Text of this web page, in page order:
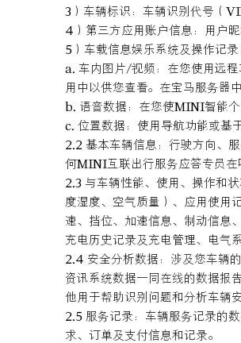
3）车辆标识：车辆识别代号（
4）第三方应用账户信息：用户
5）车载信息娱乐系统及操作记录
a. 车内图片/视频：在您使用远
用中以供您查看。在宝马服务器
b. 语音数据：在您使MINI智能个
c. 位置数据：使用导航功能或基
2.2 基本车辆信息：行驶方向、
何MINI互联出行服务应答专员在
2.3 与车辆性能、使用、操作和
度湿度、空气质量）、应用使用
速、挡位、加速信息、制动信息
充电历史记录及充电管理、电
2.4 安全分析数据：涉及您车辆
资讯系统数据一同在线的数据报
他用于帮助识别问题和分析车辆
2.5 服务记录：车辆服务记录的
求、订单及支付信息和记录。